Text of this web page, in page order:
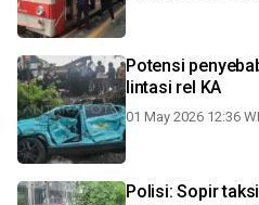
Potensi
lintasi rel KA
01 May 2026 12:36
Polisi: Sopir